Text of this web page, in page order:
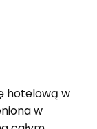
hotelową w
w